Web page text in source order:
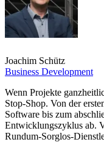
Joachim Schütz
Business Development
Wenn Projekte
Stop-Shop. Von der
Software bis zum
Entwicklungszyklus ab.
Rundum-Sorglos-